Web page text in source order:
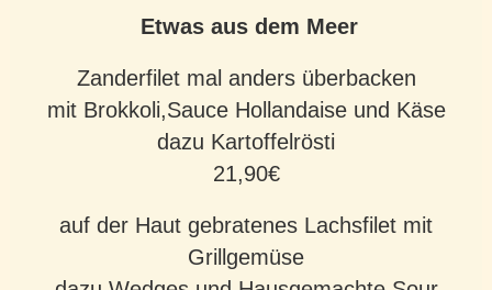
Etwas aus dem Meer
Zanderfilet mal anders überbacken
mit Brokkoli,Sauce Hollandaise und Käse
dazu Kartoffelrösti
21,90€
auf der Haut gebratenes Lachsfilet mit
Grillgemüse